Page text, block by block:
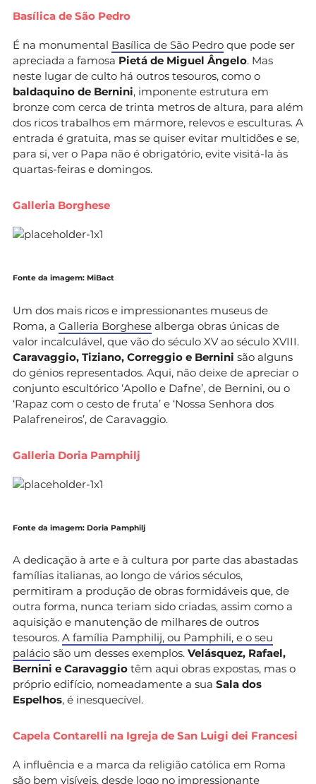
Basílica de São Pedro
É na monumental Basílica de São Pedro que pode ser
apreciada a famosa Pietá de Miguel Ângelo. Mas
neste lugar de culto há outros tesouros, como o
baldaquino de Bernini, imponente estrutura em
bronze com cerca de trinta metros de altura, para além
dos ricos trabalhos em mármore, relevos e esculturas. A
entrada é gratuita, mas se quiser evitar multidões e se,
para si, ver o Papa não é obrigatório, evite visitá-la às
quartas-feiras e domingos.
Galleria Borghese
Fonte da imagem: MiBact
Um dos mais ricos e impressionantes museus de
Roma, a Galleria Borghese alberga obras únicas de
valor incalculável, que vão do século XV ao século XVIII.
Caravaggio, Tiziano, Correggio e Bernini são alguns
do génios representados. Aqui, não deixe de apreciar o
conjunto escultórico ‘Apollo e Dafne’, de Bernini, ou o
‘Rapaz com o cesto de fruta’ e ‘Nossa Senhora dos
Palafreneiros’, de Caravaggio.
Galleria Doria Pamphilj
Fonte da imagem: Doria Pamphilj
A dedicação à arte e à cultura por parte das abastadas
famílias italianas, ao longo de vários séculos,
permitiram a produção de obras formidáveis que, de
outra forma, nunca teriam sido criadas, assim como a
aquisição e manutenção de milhares de outros
tesouros. A família Pamphilij, ou Pamphili, e o seu
palácio são um desses exemplos. Velásquez, Rafael,
Bernini e Caravaggio têm aqui obras expostas, mas o
próprio edifício, nomeadamente a sua Sala dos
Espelhos, é inesquecível.
Capela Contarelli na Igreja de San Luigi dei Francesi
A influência e a marca da religião católica em Roma
são bem visíveis, desde logo no impressionante